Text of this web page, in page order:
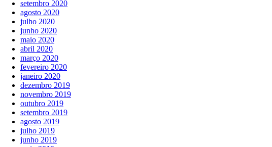
setembro 2020
agosto 2020
julho 2020
junho 2020
maio 2020
abril 2020
março 2020
fevereiro 2020
janeiro 2020
dezembro 2019
novembro 2019
outubro 2019
setembro 2019
agosto 2019
julho 2019
junho 2019